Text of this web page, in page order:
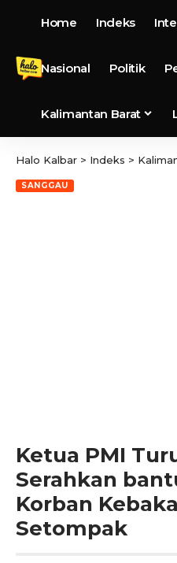
Home Indeks
Nasional Politik
Kalimantan Barat
Halo Kalbar > Indeks >
SANGGAU
Ketua PMI
Serahkan
Korban
Setompak